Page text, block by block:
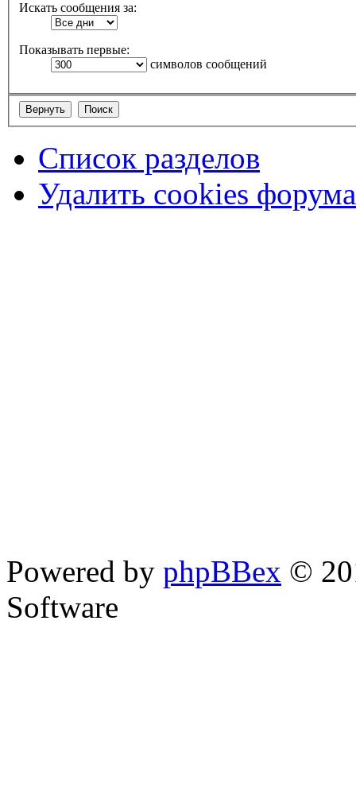
Искать сообщения за:
Показывать первые:
символов сообщений
Список разделов
Удалить cookies форума
Powered by phpBBex ©
Software